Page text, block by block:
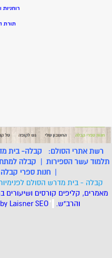
רוחניות
תורת
רשת אתרי הסולם: קבלה- בית
תלמוד עשר הספירות | קבלה
| חנות ספרי קבלה
קבלה - בית מדרש הסולם
מאמרים, קליפים קורסים
והרב"ש. *
LaisnerSEO